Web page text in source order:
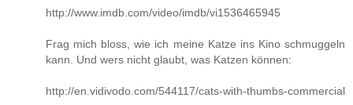
http://www.imdb.com/video/imdb/vi1536465945
Frag mich bloss, wie ich meine Katze ins Kino schmuggeln
kann. Und wers nicht glaubt, was Katzen können:
http://en.vidivodo.com/544117/cats-with-thumbs-commercial